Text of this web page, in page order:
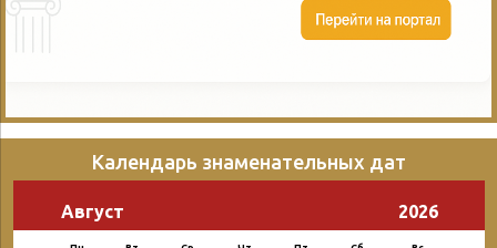
Календарь знаменательных дат
Август 2026